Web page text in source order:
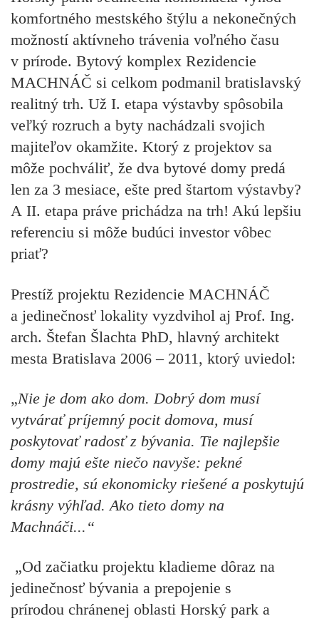
komfortného mestského štýlu a nekonečných
možností aktívneho trávenia voľného času
v prírode. Bytový komplex Rezidencie
MACHNÁČ si celkom podmanil bratislavský
realitný trh. Už I. etapa výstavby spôsobila
veľký rozruch a byty nachádzali svojich
majiteľov okamžite. Ktorý z projektov sa
môže pochváliť, že dva bytové domy predá
len za 3 mesiace, ešte pred štartom výstavby?
A II. etapa práve prichádza na trh! Akú lepšiu
referenciu si môže budúci investor vôbec
priať?
Prestíž projektu Rezidencie MACHNÁČ
a jedinečnosť lokality vyzdvihol aj Prof. Ing.
arch. Štefan Šlachta PhD, hlavný architekt
mesta Bratislava 2006 – 2011, ktorý uviedol:
„Nie je dom ako dom. Dobrý dom musí
vytvárať príjemný pocit domova, musí
poskytovať radosť z bývania. Tie najlepšie
domy majú ešte niečo navyše: pekné
prostredie, sú ekonomicky riešené a poskytujú
krásny výhľad. Ako tieto domy na
Machnáči...“
„Od začiatku projektu kladieme dôraz na
jedinečnosť bývania a prepojenie s
prírodou chránenej oblasti Horský park a